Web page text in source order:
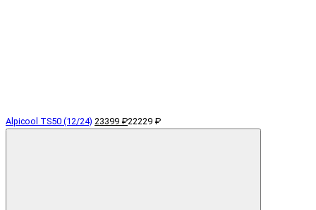
Alpicool TS50 (12/24) 23399 ₽22229 ₽